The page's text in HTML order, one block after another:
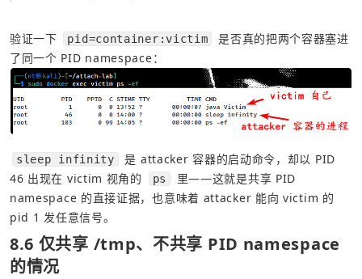
验证一下 pid=container:victim
是否真的把两个容器塞进
了同一个 PID namespace：
sleep infinity
是 attacker 容器的启动命令，却以 PID
46 出现在 victim 视角的
ps
里——这就是共享 PID
namespace 的直接证据，也意味着 attacker 能向 victim 的
pid 1 发任意信号。
8.6 仅共享 /tmp、不共享 PID namespace
的情况